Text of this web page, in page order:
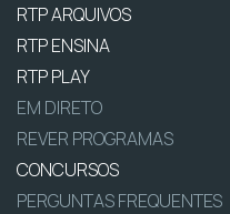
RTP ARQUIVOS
RTP ENSINA
RTP PLAY
EM DIRETO
REVER PROGRAMAS
CONCURSOS
PERGUNTAS FREQUENTES